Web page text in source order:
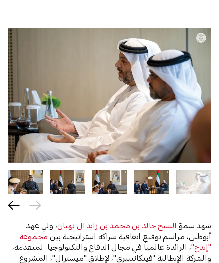
شهد سموّ الشيخ خالد بن محمد بن زايد آل نهيان، ولي عهد
أبوظبي، مراسم توقيع اتفاقية شراكة استراتيجية بين مجموعة
"إيدج"، الرائدة عالمياً في مجال الدفاع والتكنولوجيا المتقدمة،
والشركة الإيطالية "فينكانتييري"، لإطلاق "ميسترال"، المشروع